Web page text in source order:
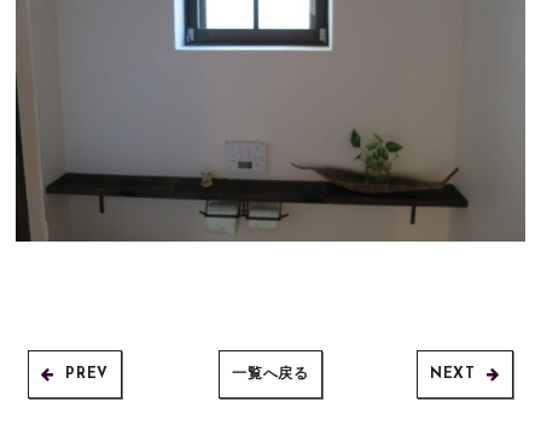
NEXT
一覧へ戻る
PREV